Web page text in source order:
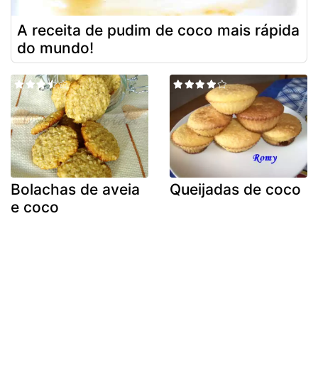
A receita de pudim de coco mais rápida
do mundo!
Bolachas de aveia
e coco
Queijadas de coco